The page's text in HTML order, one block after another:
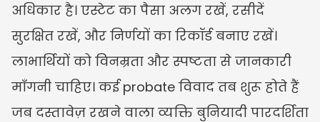
अधिकार है। एस्टेट का पैसा अलग रखें, रसीदें
सुरक्षित रखें, और निर्णयों का रिकॉर्ड बनाए रखें।
लाभार्थियों को विनम्रता और स्पष्टता से जानकारी
माँगनी चाहिए। कई probate विवाद तब शुरू होते हैं
जब दस्तावेज़ रखने वाला व्यक्ति बुनियादी पारदर्शिता